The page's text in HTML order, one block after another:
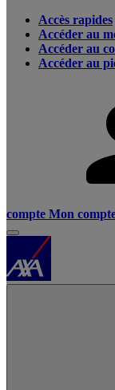
Accès rapides
Accéder au
Accéder au
Accéder au
compte Mon